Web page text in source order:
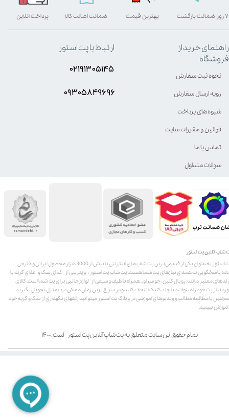
شاپ آنلاین پت استور
پت استور به عنوان یکی از قدیمی‌ترین پت شاپ های اینترنتی با بیش از 3000 هزار محصول ایرانی و خارجی
پاسخگویی به همه ی نیازهای پت شما هست. پت شاپ پت استور، ویترینی از غذای سگ و غذای گربه با
معتبر مانند: رویال کنین، جوسرا و .. همراه با طیف وسیعی از لوازم جانبی برای پت شما است. کالای
نیاز پت خود را میتوانید با چند کلیک انتخاب کنید و در سریع ترین زمان ممکن درب منزل تحویل بگیرید.
با مطالعه مطالب و ویدیوهای آموزشی در وبلاگ پت استور میتوانید راههای نگهداری از سگ و گربه خود
آموزش ببینید.
تمام حقوق این سایت متعلق به پت شاپ آنلاین پت استور است. ۱۴۰۰
ضمانت ترب
بهترین قیمت پرداخت آنلاین ۷ روز ضمانت بازگشت ضمانت اصالت کالا
راهنمای خرید از
فروشگاه
نحوه ثبت سفارش
رویه ارسال سفارش
شیوه‌های پرداخت
قوانین و مقررات سایت
تماس با ما
سوالات متداول
ارتباط با پت استور
۰۲۱۹۱۳۰۵۱۴۵
۰۹۳۰۵8۴9696